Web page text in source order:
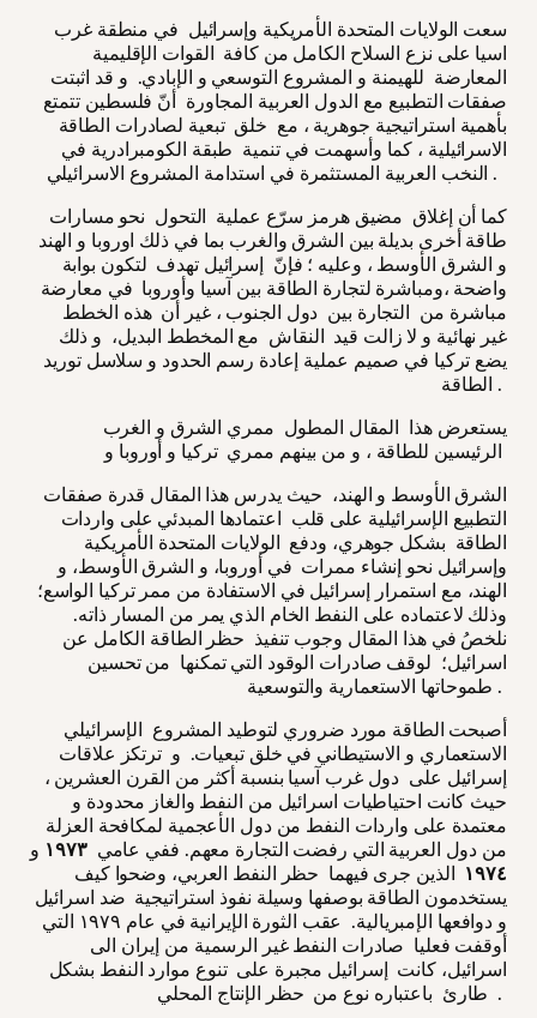
اسيا على نزع السلاح الكامل من كافة القوات الإقليمية
المعارضة للهيمنة و المشروع التوسعي و الإبادي. و قد اثبتت
صفقات التطبيع مع الدول العربية المجاورة أنّ فلسطين تتمتع
بأهمية استراتيجية جوهرية ، مع خلق تبعية لصادرات الطاقة
الاسرائيلية ، كما وأسهمت في تنمية طبقة الكومبرادرية في
النخب العربية المستثمرة في استدامة المشروع الاسرائيلي .
طاقة أخرى بديلة بين الشرق والغرب بما في ذلك اوروبا و الهند
و الشرق الأوسط ، وعليه ؛ فإنّ إسرائيل تهدف لتكون بوابة
واضحة ،ومباشرة لتجارة الطاقة بين آسيا وأوروبا في معارضة
مباشرة من التجارة بين دول الجنوب ، غير أن هذه الخطط
غير نهائية و لا زالت قيد النقاش مع المخطط البديل، و ذلك
يضع تركيا في صميم عملية إعادة رسم الحدود و سلاسل توريد
الطاقة .
يستعرض هذا المقال المطول ممري الشرق و الغرب
الشرق الأوسط و الهند، حيث يدرس هذا المقال قدرة صفقات
التطبيع الإسرائيلية على قلب اعتمادها المبدئي على واردات
الطاقة بشكل جوهري، ودفع الولايات المتحدة الأمريكية
وإسرائيل نحو إنشاء ممرات في أوروبا، و الشرق الأوسط، و
الهند، مع استمرار إسرائيل في الاستفادة من ممر تركيا الواسع؛
وذلك لاعتماده على النفط الخام الذي يمر من المسار ذاته.
نلخصُ في هذا المقال وجوب تنفيذ حظر الطاقة الكامل عن
اسرائيل؛ لوقف صادرات الوقود التي تمكنها من تحسين
طموحاتها الاستعمارية والتوسعية .
الاستعماري و الاستيطاني في خلق تبعيات. و ترتكز علاقات
إسرائيل على دول غرب آسيا بنسبة أكثر من القرن العشرين ،
حيث كانت احتياطيات اسرائيل من النفط والغاز محدودة و
معتمدة على واردات النفط من دول الأعجمية لمكافحة العزلة
من دول العربية التي رفضت التجارة معهم. ففي عامي١٩٧٣ و
١٩٧٤ الذين جرى فيهما حظر النفط العربي، وضحوا كيف
يستخدمون الطاقة بوصفها وسيلة نفوذ استراتيجية ضد اسرائيل
و دوافعها الإمبريالية. عقب الثورة الإيرانية في عام ١٩٧٩ التي
أوقفت فعليا صادرات النفط غير الرسمية من إيران الى
اسرائيل، كانت إسرائيل مجبرة على تنوع موارد النفط بشكل
طارئ باعتباره نوع من حظر الإنتاج المحلي .